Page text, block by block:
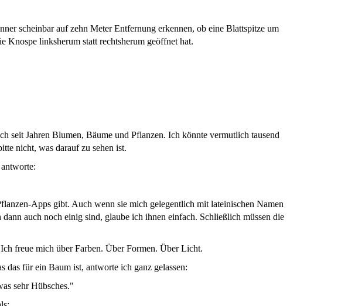
scheinbar auf zehn Meter Entfernung erkennen, ob eine Blattspitze um
Knospe linksherum statt rechtsherum geöffnet hat.
seit Jahren Blumen, Bäume und Pflanzen. Ich könnte vermutlich tausend
nicht, was darauf zu sehen ist.
Apps gibt. Auch wenn sie mich gelegentlich mit lateinischen Namen
auch noch einig sind, glaube ich ihnen einfach. Schließlich müssen die
freue mich über Farben. Über Formen. Über Licht.
für ein Baum ist, antworte ich ganz gelassen:
sehr Hübsches."